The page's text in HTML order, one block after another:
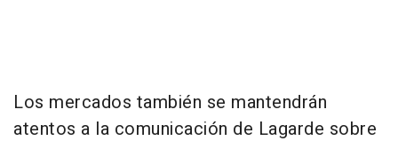
Los mercados también se mantendrán
atentos a la comunicación de Lagarde sobre